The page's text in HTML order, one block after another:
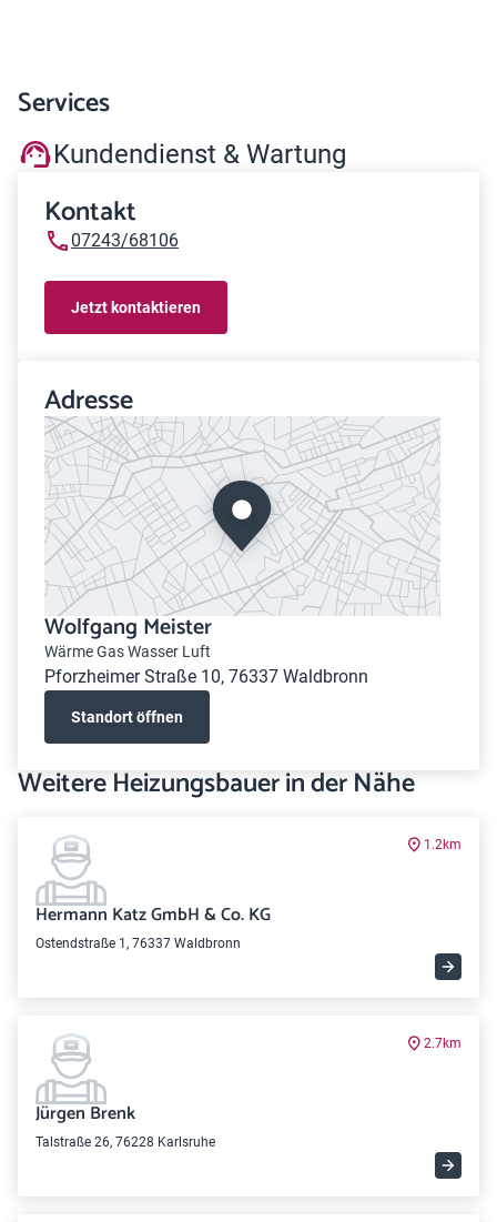
Services
Kundendienst & Wartung
Kontakt
07243/68106
Jetzt kontaktieren
Adresse
Wolfgang Meister
Wärme Gas Wasser Luft
Pforzheimer Straße 10, 76337 Waldbronn
Standort öffnen
Weitere Heizungsbauer in der Nähe
1.2km
Hermann Katz GmbH & Co. KG
Ostendstraße 1, 76337 Waldbronn
2.7km
Jürgen Brenk
Talstraße 26, 76228 Karlsruhe